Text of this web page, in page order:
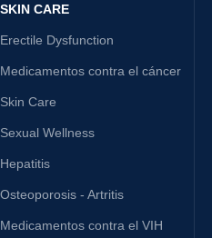
SKIN CARE
Erectile Dysfunction
Medicamentos contra el cáncer
Skin Care
Sexual Wellness
Hepatitis
Osteoporosis - Artritis
Medicamentos contra el VIH